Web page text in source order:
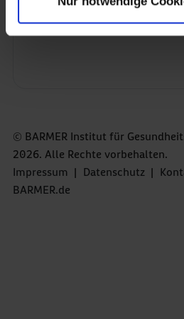
© BARMER Institut für
2026. Alle Rechte vorbehalten.
Impressum | Datenschutz |
BARMER.de